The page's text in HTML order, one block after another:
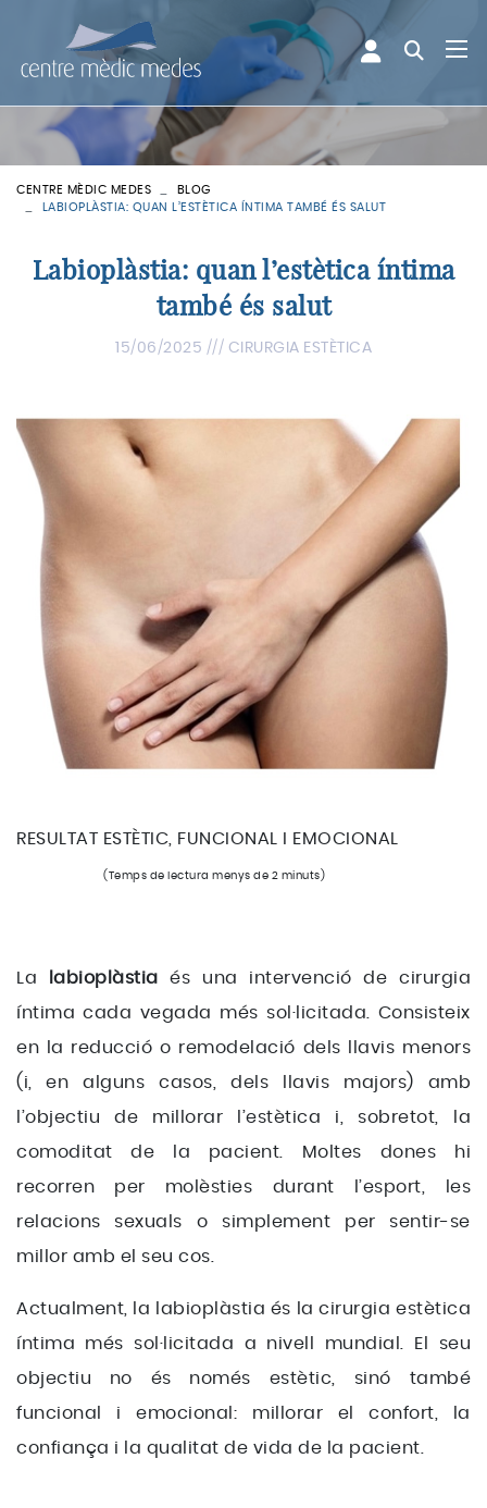
CENTRE MÈDIC MEDES
BLOG
LABIOPLÀSTIA: QUAN L’ESTÈTICA ÍNTIMA TAMBÉ ÉS SALUT
Labioplàstia: quan l’estètica íntima
també és salut
15/06/2025 /// CIRURGIA ESTÈTICA
RESULTAT ESTÈTIC, FUNCIONAL I EMOCIONAL
(Temps de lectura menys de 2 minuts)
La labioplàstia és una intervenció de cirurgia
íntima cada vegada més sol·licitada. Consisteix
en la reducció o remodelació dels llavis menors
(i, en alguns casos, dels llavis majors) amb
l’objectiu de millorar l’estètica i, sobretot, la
comoditat de la pacient. Moltes dones hi
recorren per molèsties durant l’esport, les
relacions sexuals o simplement per sentir-se
millor amb el seu cos.
Actualment, la labioplàstia és la cirurgia estètica
íntima més sol·licitada a nivell mundial. El seu
objectiu no és només estètic, sinó també
funcional i emocional: millorar el confort, la
confiança i la qualitat de vida de la pacient.